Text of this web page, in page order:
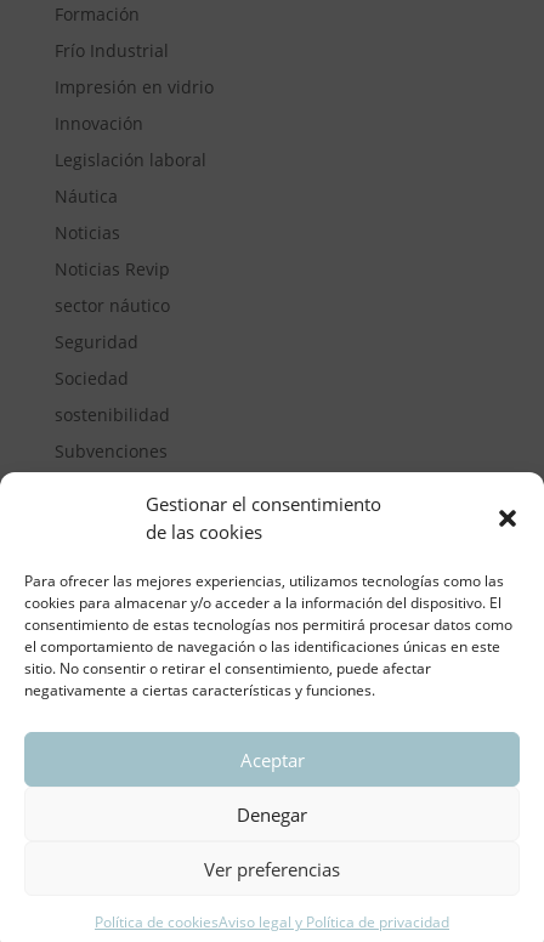
Gestionar el consentimiento
de las cookies
Para ofrecer las mejores experiencias, utilizamos tecnologías como las
cookies para almacenar y/o acceder a la información del dispositivo. El
consentimiento de estas tecnologías nos permitirá procesar datos como
el comportamiento de navegación o las identificaciones únicas en este
sitio. No consentir o retirar el consentimiento, puede afectar
negativamente a ciertas características y funciones.
Aceptar
Denegar
Ver preferencias
Política de cookiesAviso legal y Política de privacidad
Formación
Frío Industrial
Impresión en vidrio
Innovación
Legislación laboral
Náutica
Noticias
Noticias Revip
sector náutico
Seguridad
Sociedad
sostenibilidad
Subvenciones
ASOCIACIÓN REGIONAL VALENCIANA DE
Aviso legal y política de privacidad